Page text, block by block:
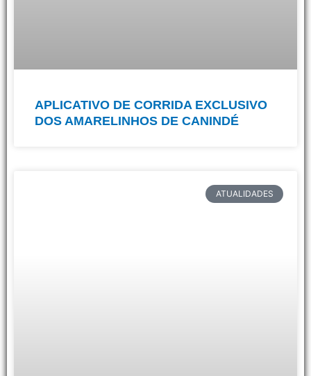
APLICATIVO DE CORRIDA EXCLUSIVO
DOS AMARELINHOS DE CANINDÉ
ATUALIDADES